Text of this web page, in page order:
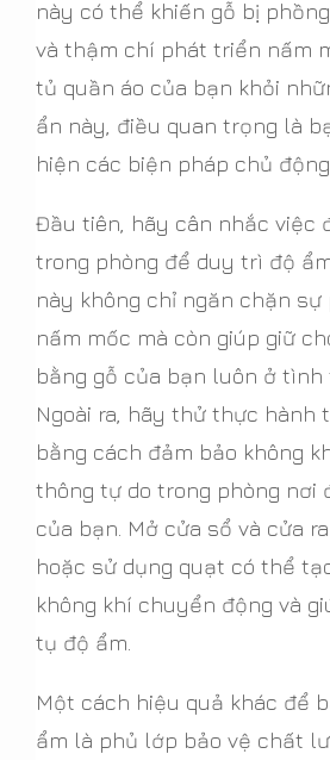
này có thể khiến gỗ bị
và thậm chí phát triển nấm
tủ quần áo của bạn khỏi
ẩn này, điều quan trọng là
hiện các biện pháp chủ động.
Đầu tiên, hãy cân nhắc việc
trong phòng để duy trì độ
này không chỉ ngăn chặn
nấm mốc mà còn giúp giữ
bằng gỗ của bạn luôn ở tình
Ngoài ra, hãy thử thực hành
bằng cách đảm bảo không
thông tự do trong phòng nơi
của bạn. Mở cửa sổ và cửa
hoặc sử dụng quạt có thể
không khí chuyển động và
tụ độ ẩm.
Một cách hiệu quả khác để
ẩm là phủ lớp bảo vệ chất